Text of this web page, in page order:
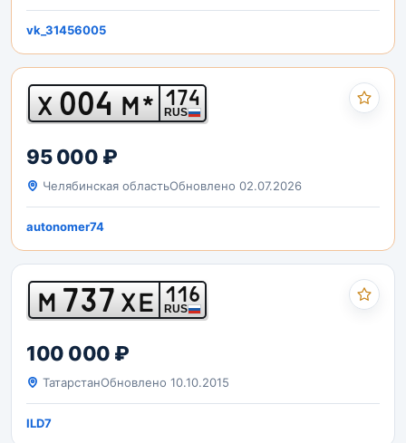
vk_31456005
Х 004 М* 174
RUS
95 000 ₽
Челябинская областьОбновлено 02.07.2026
autonomer74
М 737ХЕ 116
RUS
100 000 ₽
ТатарстанОбновлено 10.10.2015
ILD7